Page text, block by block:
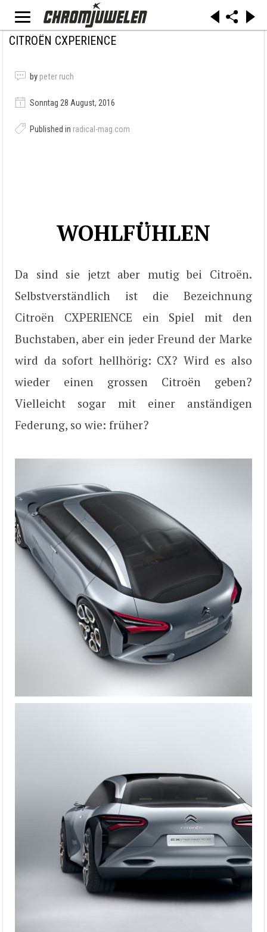
CITROËN CXPERIENCE
by peter ruch
Sonntag 28 August, 2016
Published in radical-mag.com
WOHLFÜHLEN
Da sind sie jetzt aber mutig bei Citroën.
Selbstverständlich ist die Bezeichnung
Citroën CXPERIENCE ein Spiel mit den
Buchstaben, aber ein jeder Freund der Marke
wird da sofort hellhörig: CX? Wird es also
wieder einen grossen Citroën geben?
Vielleicht sogar mit einer anständigen
Federung, so wie: früher?